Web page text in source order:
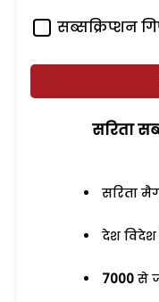
सब्सक्रिप्शन
सरिता
सरिता
देश
7000 से